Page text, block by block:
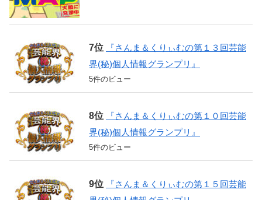
『さんま＆くりぃむの第１３回芸能
界(秘)個人情報グランプリ』
5件のビュー
『さんま＆くりぃむの第１０回芸能
界(秘)個人情報グランプリ』
5件のビュー
『さんま＆くりぃむの第１５回芸能